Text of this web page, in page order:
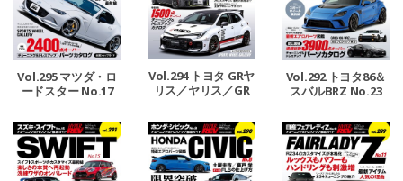
Vol.295 マツダ・ロ
ードスター No.17
Vol.294 トヨタ GRヤ
リス／ヤリス／GR
Vol.292 トヨタ86＆
スバルBRZ No.23